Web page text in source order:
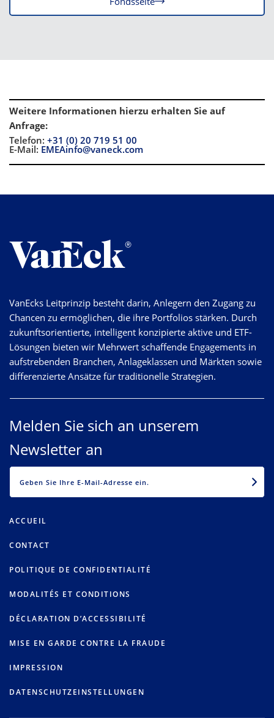
Weitere Informationen hierzu erhalten Sie auf
Anfrage:
Telefon: +31 (0) 20 719 51 00
E-Mail: EMEAinfo@vaneck.com
VanEcks Leitprinzip besteht darin, Anlegern den Zugang zu
Chancen zu ermöglichen, die ihre Portfolios stärken. Durch
zukunftsorientierte, intelligent konzipierte aktive und ETF-
Lösungen bieten wir Mehrwert schaffende Engagements in
aufstrebenden Branchen, Anlageklassen und Märkten sowie
differenzierte Ansätze für traditionelle Strategien.
Melden Sie sich an unserem
Newsletter an
ACCUEIL
CONTACT
POLITIQUE DE CONFIDENTIALITÉ
MODALITÉS ET CONDITIONS
DÉCLARATION D’ACCESSIBILITÉ
MISE EN GARDE CONTRE LA FRAUDE
IMPRESSION
DATENSCHUTZEINSTELLUNGEN